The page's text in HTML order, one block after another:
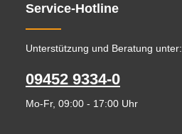
Service-Hotline
Unterstützung und Beratung unter:
09452 9334-0
Mo-Fr, 09:00 - 17:00 Uhr